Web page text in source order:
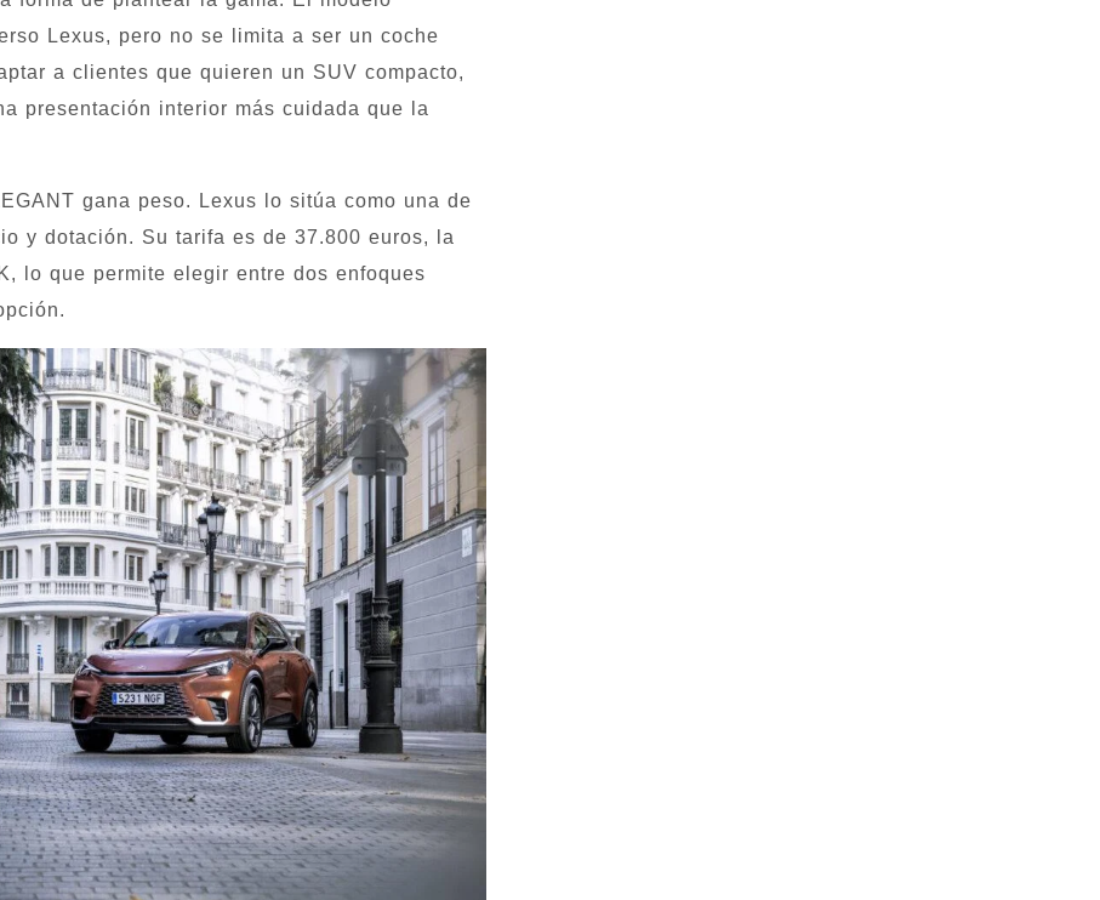
Lexus, pero no se limita a ser un coche
a clientes que quieren un SUV compacto,
presentación interior más cuidada que la
gana peso. Lexus lo sitúa como una de
y dotación. Su tarifa es de 37.800 euros, la
lo que permite elegir entre dos enfoques